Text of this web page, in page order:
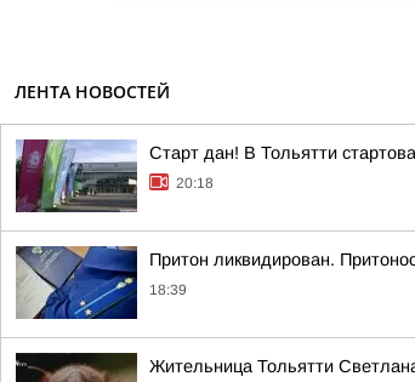
ЛЕНТА НОВОСТЕЙ
Старт дан! В Тольятти
20:18
Притон ликвидирован.
18:39
Жительница Тольятти